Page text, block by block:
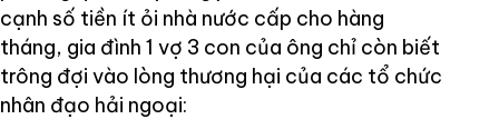
cạnh số tiền ít ỏi nhà nước cấp cho hàng
tháng, gia đình 1 vợ 3 con của ông chỉ còn biết
trông đợi vào lòng thương hại của các tổ chức
nhân đạo hải ngoại: